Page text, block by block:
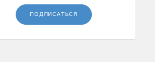
ПОДПИСАТЬСЯ